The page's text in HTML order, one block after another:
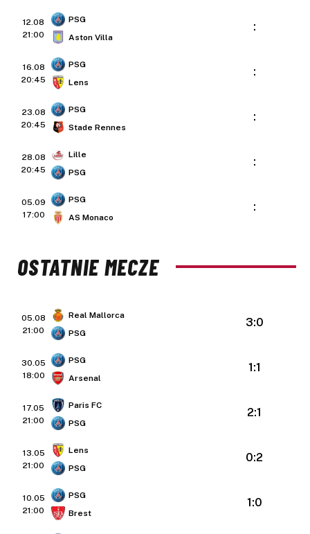
12.08
21:00
PSG
Aston Villa
:
16.08
20:45
PSG
Lens
:
23.08
20:45
PSG
Stade Rennes
:
28.08
20:45
Lille
PSG
:
05.09
17:00
PSG
AS Monaco
:
OSTATNIE MECZE
05.08
21:00
Real Mallorca
PSG
3:0
30.05
18:00
PSG
Arsenal
1:1
17.05
21:00
Paris FC
PSG
2:1
13.05
21:00
Lens
PSG
0:2
10.05
21:00
PSG
Brest
1:0